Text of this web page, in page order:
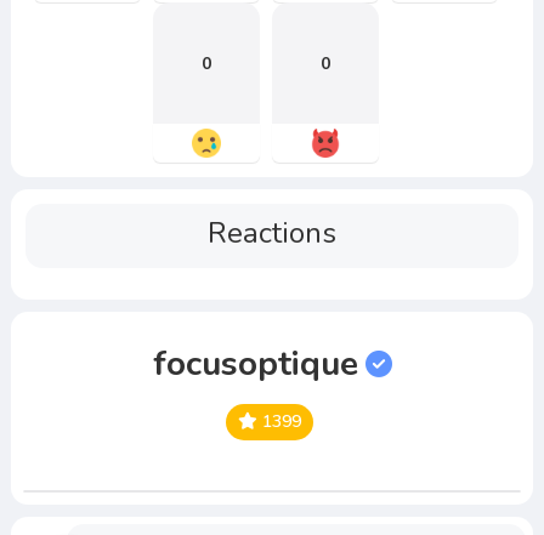
0 0
Reactions
focusoptique
1399